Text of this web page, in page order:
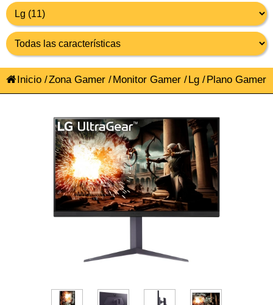
Inicio /Zona Gamer /Monitor Gamer /Lg /Plano Gamer